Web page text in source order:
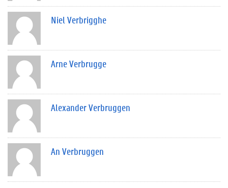
Niel Verbrigghe
Arne Verbrugge
Alexander Verbruggen
An Verbruggen